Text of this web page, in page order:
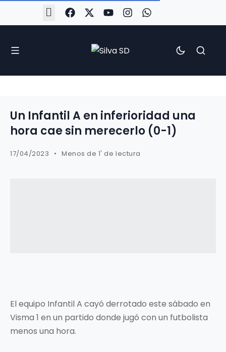
Un Infantil A en inferioridad una
hora cae sin merecerlo (0-1)
17/04/2023 Menos de 1' de lectura
El equipo Infantil A cayó derrotado este sábado en
Visma 1 en un partido donde jugó con un futbolista
menos una hora.